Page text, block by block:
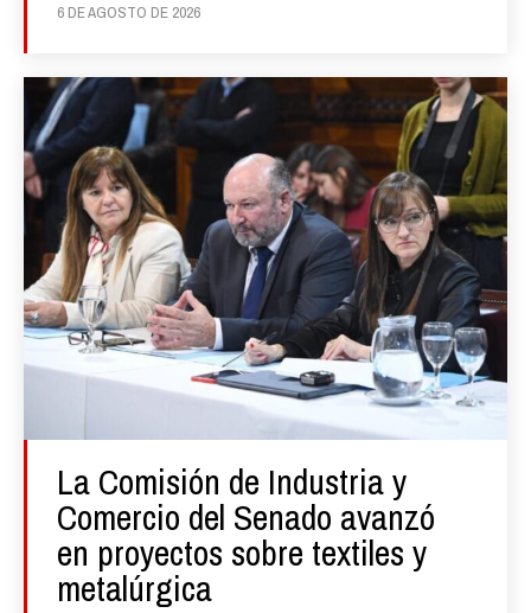
6 DE AGOSTO DE 2026
La Comisión de Industria y
Comercio del Senado avanzó
en proyectos sobre textiles y
metalúrgica